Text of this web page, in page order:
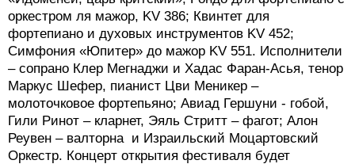
оркестром ля мажор, KV 386; Квинтет для
фортепиано и духовых инструментов KV 452;
Симфония «Юпитер» до мажор KV 551. Исполнители
– сопрано Клер Мегнаджи и Хадас Фаран-Асья, тенор
Маркус Шефер, пианист Цви Меникер –
молоточковое фортепьяно; Авиад Гершуни - гобой,
Гили Ринот – кларнет, Эяль Стритт – фагот; Алон
Реувен – валторна и Израильский Моцартовский
Оркестр. Концерт открытия фестиваля будет